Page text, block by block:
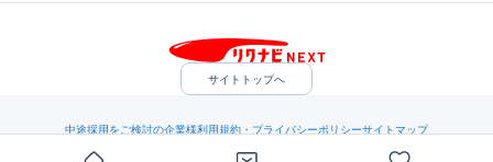
サイトトップへ
中途採用をご検討の企業様利用規約・プライバシーポリシーサイトマップ